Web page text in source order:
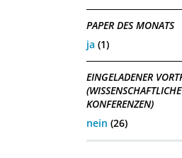
PAPER DES MONATS
ja (1)
EINGELADENER
(WISSENSCHAFTLICHE
KONFERENZEN)
nein (26)